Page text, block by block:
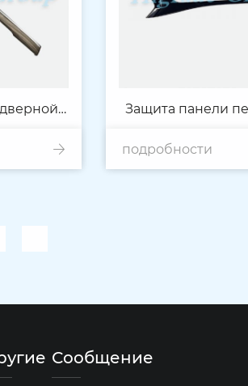
Защита панели
двери
подробности
Сообщение